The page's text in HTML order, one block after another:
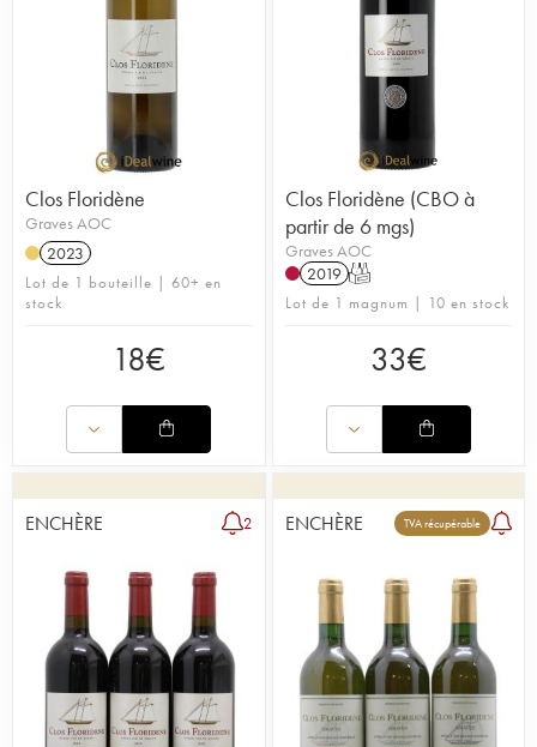
Clos Floridène
Graves AOC
2023
Lot de 1 bouteille | 60+ en
stock
18€
Clos Floridène (CBO à
partir de 6 mgs)
Graves AOC
2019 T
Lot de 1 magnum | 10 en stock
33€
ENCHÈRE 2 ENCHÈRE TVA récupérable